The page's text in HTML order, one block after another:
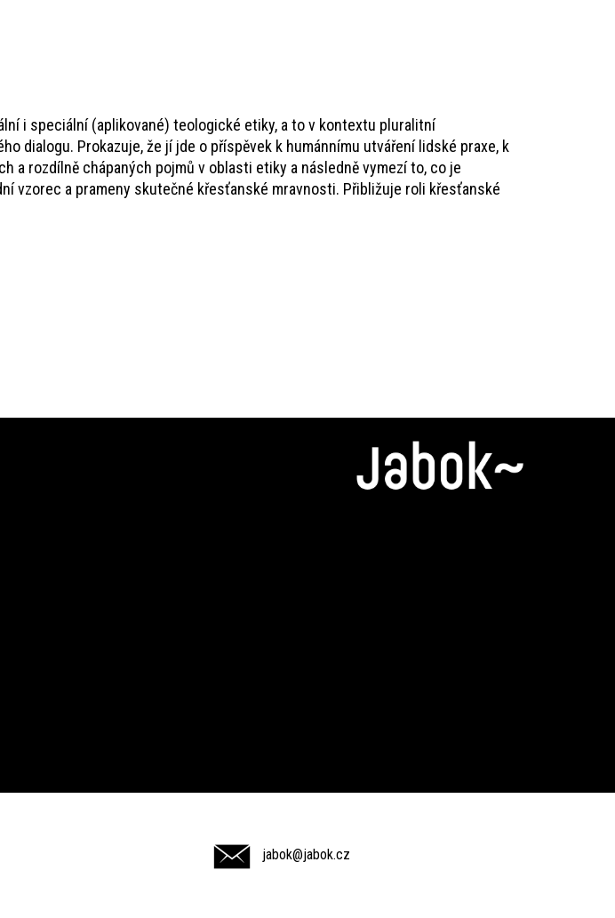
i speciální (aplikované) teologické etiky, a to v kontextu pluralitní
dialogu. Prokazuje, že jí jde o příspěvek k humánnímu utváření lidské praxe, k
a rozdílně chápaných pojmů v oblasti etiky a následně vymezí to, co je
vzorec a prameny skutečné křesťanské mravnosti. Přibližuje roli křesťanské
jabok@jabok.cz